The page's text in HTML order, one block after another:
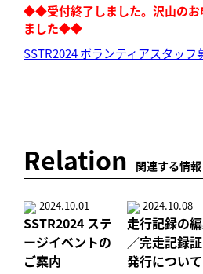
◆◆受付終了しました。沢山のお
ました◆◆
SSTR2024 ボランティアスタッフ
Relation 関連する情報
2024.10.01
SSTR2024 ステ
ージイベントの
ご案内
2024.10.08
走行記録の
／完走記録
発行について